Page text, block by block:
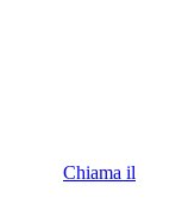
Chiama il